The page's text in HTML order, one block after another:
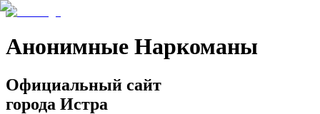
Анонимные Наркоманы
Официальный сайт
города Истра